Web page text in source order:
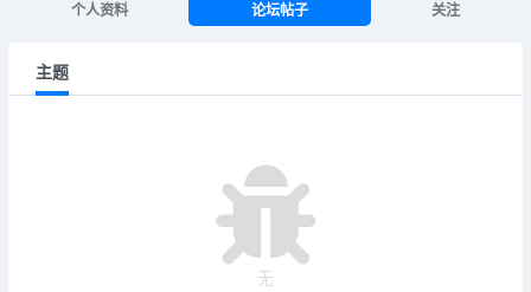
个人资料 论坛帖子 关注
主题
无